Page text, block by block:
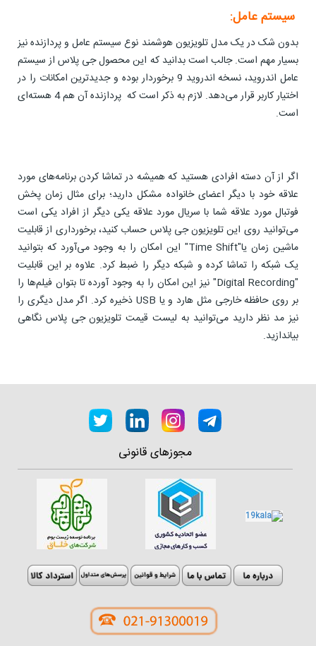
سیستم عامل:
بدون شک در یک مدل تلویزیون هوشمند نوع سیستم عامل و پردازنده نیز
بسیار مهم است. جالب است بدانید که این محصول جی پلاس از سیستم
عامل اندروید، نسخه اندروید 9 برخوردار بوده و جدیدترین امکانات را در
اختیار کاربر قرار می‌دهد. لازم به ذکر است که پردازنده آن هم 4 هسته‌ای
است.
اگر از آن دسته افرادی هستید که همیشه در تماشا کردن برنامه‌های مورد
علاقه خود با دیگر اعضای خانواده مشکل دارید؛ برای مثال زمان پخش
فوتبال مورد علاقه شما با سریال مورد علاقه یکی دیگر از افراد یکی است
می‌توانید روی این تلویزیون جی پلاس حساب کنید، برخورداری از قابلیت
ماشین زمان یا"Time Shift" این امکان را به وجود می‌آورد که بتوانید
یک شبکه را تماشا کرده و شبکه دیگر را ضبط کرد. علاوه بر این قابلیت
"Digital Recording" نیز این امکان را به وجود آورده تا بتوان فیلم‌ها را
بر روی حافظه خارجی مثل هارد و یا USB ذخیره کرد. اگر مدل دیگری را
نیز مد نظر دارید می‌توانید به لیست قیمت تلویزیون جی پلاس نگاهی
بیاندازید.
مجوزهای قانونی